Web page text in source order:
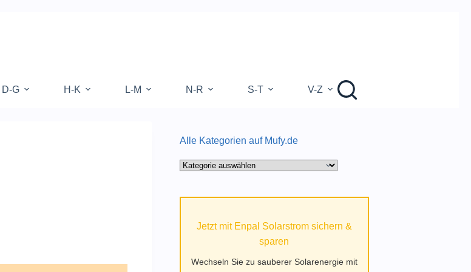
D-G H-K L-M N-R S-T V-Z
Alle Kategorien auf Mufy.de
Alle
Jetzt mit Enpal Solarstrom sichern &
sparen
Wechseln Sie zu sauberer Solarenergie mit